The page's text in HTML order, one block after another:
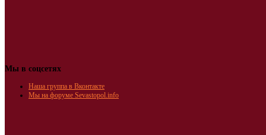
Мы в соцсетях
Наша группа в Вконтакте
Мы на форуме Sevastopol.info